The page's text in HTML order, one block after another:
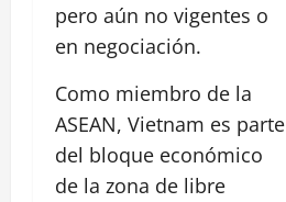
pero aún no vigentes o
en negociación.
Como miembro de la
ASEAN, Vietnam es parte
del bloque económico
de la zona de libre